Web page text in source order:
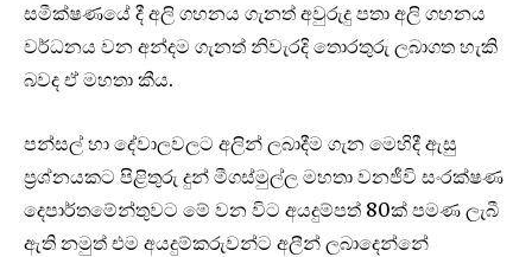
සමීක්ෂණයේ දී අලි ගහනය ගැනත් අවුරුදු පතා අලි ගහනය
වර්ධනය වන අන්දම ගැනත් නිවැරදි තොරතුරු ලබාගත හැකි
බවද ඒ මහතා කීය.
පන්සල් හා දේවාලවලට අලින් ලබාදීම ගැන මෙහිදී ඇසු
ප්‍රශ්නයකට පිළිතුරු දුන් මීගස්මුල්ල මහතා වනජීවි සංරක්ෂණ
දෙපාර්තමේන්තුවට මේ වන විට අයදුම්පත් 80ක් පමණ ලැබී
ඇති නමුත් එම අයදුම්කරුවන්ට අලීන් ලබාදෙන්නේ